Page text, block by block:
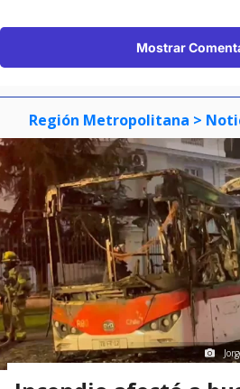
Mostrar
Región Metropolitana >